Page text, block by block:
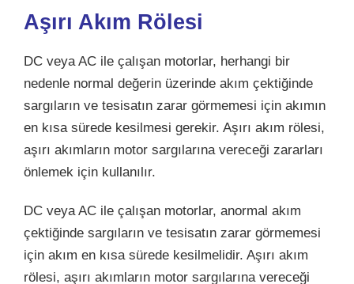
Aşırı Akım Rölesi
DC veya AC ile çalışan motorlar, herhangi bir
nedenle normal değerin üzerinde akım çektiğinde
sargıların ve tesisatın zarar görmemesi için akımın
en kısa sürede kesilmesi gerekir. Aşırı akım rölesi,
aşırı akımların motor sargılarına vereceği zararları
önlemek için kullanılır.
DC veya AC ile çalışan motorlar, anormal akım
çektiğinde sargıların ve tesisatın zarar görmemesi
için akım en kısa sürede kesilmelidir. Aşırı akım
rölesi, aşırı akımların motor sargılarına vereceği